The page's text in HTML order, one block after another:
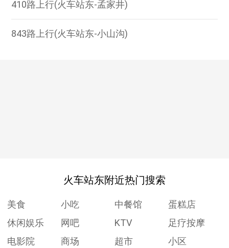
410路上行(火车站东-孟家井)
843路上行(火车站东-小山沟)
火车站东附近热门搜索
美食 小吃 中餐馆
蛋糕店
休闲娱乐
网吧 KTV
足疗按摩
电影院
商场 超市
小区